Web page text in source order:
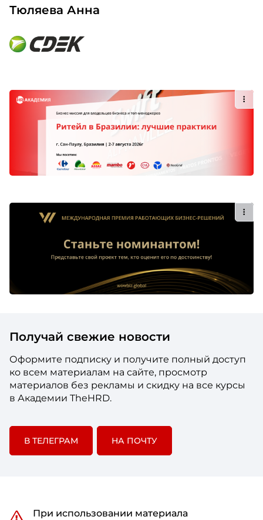
Тюляева Анна
Получай свежие новости
Оформите подписку и получите полный доступ
ко всем материалам на сайте, просмотр
материалов без рекламы и скидку на все курсы
в Академии TheHRD.
В ТЕЛЕГРАМ НА ПОЧТУ
При использовании материала